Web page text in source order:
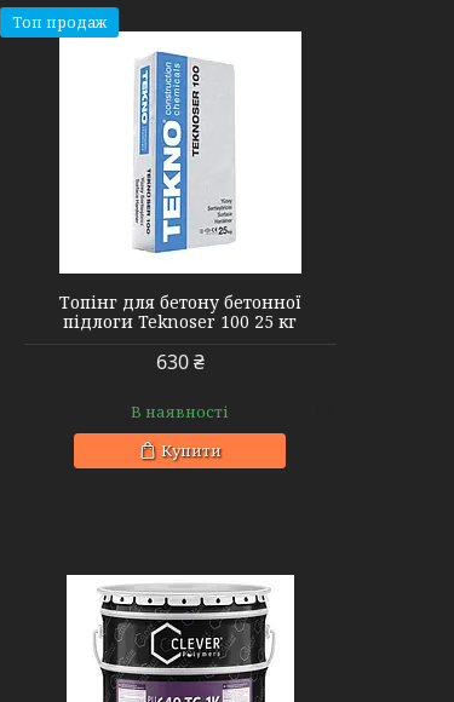
Топ продаж
Топінг для бетону бетонної
підлоги Teknoser 100 25 кг
630 ₴
В наявності
Купити